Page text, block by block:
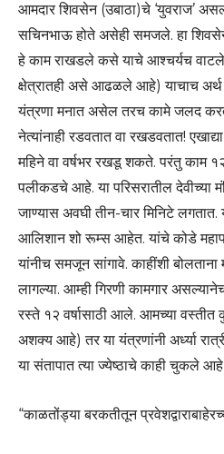
आमदार शिवसेन (उबाठा)चे ‘युवराज’
सचिनभाऊ होते असेही समजले. हा
हे काम राखडले कसे याचे आश्चर्यच वाटले.
क्षेत्रातही असे आढळले आहे) याचाच
यंत्रणा मनात असेल तरच कामे जलद
नेत्यांनाही रडवतात वा रखडवतात!
महिने वा वर्षभर रखडू शकते. परंतु काम
पलीकडचे आहे. या परिसरातील देवीच्या
जाण्यास अवघी तीन-चार मिनिटे
आलिशान शो रूम्स आहेत. यांचे कोडे
यांनीच समजून सांगावे. काहींशी
लागल्या. आम्ही गिरणी कामगार
रस्ते १२ वर्षासाठी आले. आमच्या वस्तीत
अशक्य आहे) तर या यंत्रणांनी अर्ध्या
या संतापात त्या ज्येष्ठाचे काही चुकले
“काळतोंड्या बरकतीतून